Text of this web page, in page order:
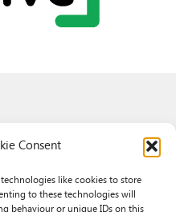
Consent
like cookies to store
to these technologies will
behaviour or unique IDs on this